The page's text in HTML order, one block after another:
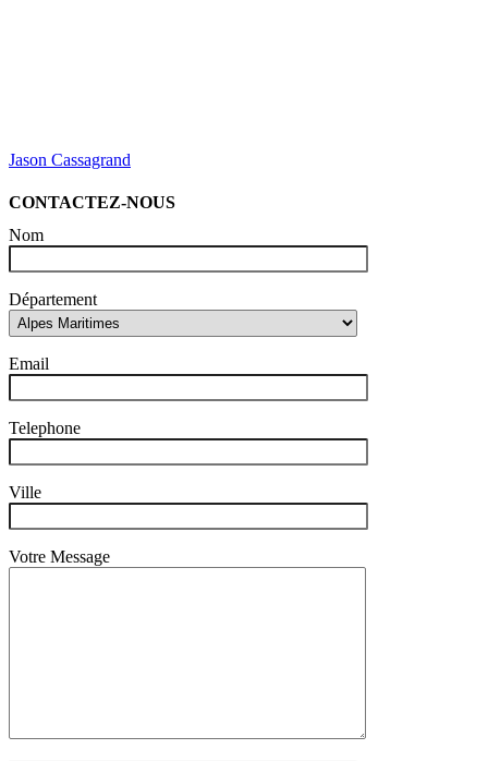
Jason Cassagrand
CONTACTEZ-NOUS
Nom
Département
Email
Telephone
Ville
Votre Message